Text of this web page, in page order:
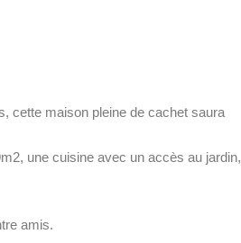
cette maison pleine de cachet saura
une cuisine avec un accès au jardin,
amis.